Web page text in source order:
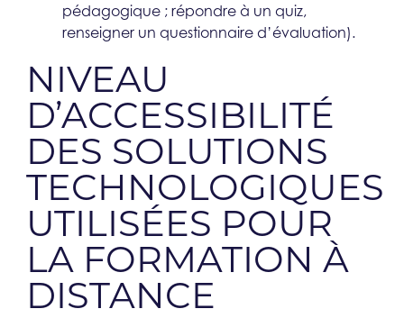
pédagogique ; répondre à un quiz,
renseigner un questionnaire d’évaluation).
NIVEAU
D’ACCESSIBILITÉ
DES SOLUTIONS
TECHNOLOGIQUES
UTILISÉES POUR
LA FORMATION À
DISTANCE​